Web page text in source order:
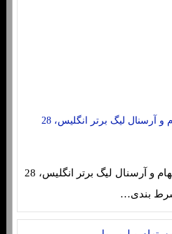
پیش بینی و شرط بندی تاتنهام و آرسنال لیگ برتر انگلیس، 28
پیش بینی و شرط بندی تاتنهام و آرسنال لیگ برتر انگلیس، 28